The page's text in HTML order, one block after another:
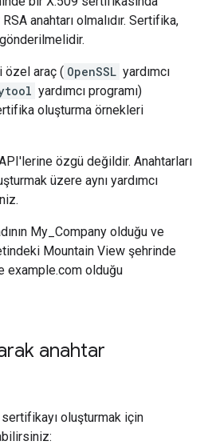
anahtarı olmalıdır. Sertifika,
özel araç ( OpenSSL yardımcı
yardımcı programı)
oluşturma örnekleri
özgü değildir. Anahtarları
üzere aynı yardımcı
My_Company olduğu ve
Mountain View şehrinde
example.com olduğu
anahtar
oluşturmak için